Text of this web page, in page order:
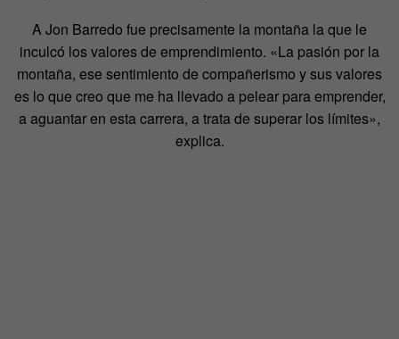
A Jon Barredo fue precisamente la montaña la que le
inculcó los valores de emprendimiento. «La pasión por la
montaña, ese sentimiento de compañerismo y sus valores
es lo que creo que me ha llevado a pelear para emprender,
a aguantar en esta carrera, a trata de superar los límites»,
explica.